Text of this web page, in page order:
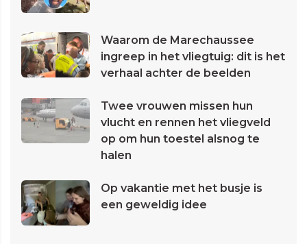
Waarom de Marechaussee
ingreep in het vliegtuig: dit is het
verhaal achter de beelden
Twee vrouwen missen hun
vlucht en rennen het vliegveld
op om hun toestel alsnog te
halen
Op vakantie met het busje is
een geweldig idee